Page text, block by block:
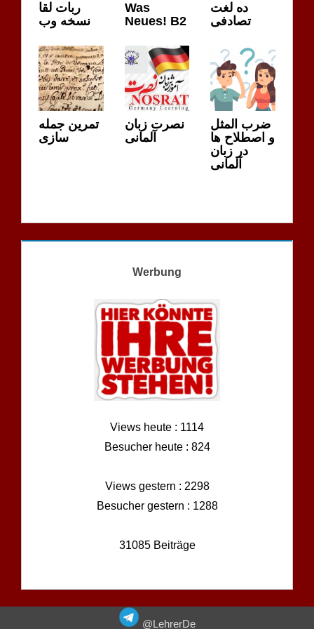
ربات لقا
نسخه وب
Was
Neues! B2
ده لغت
تصادفی
تمرین جمله
سازی
نصرت زبان
آلمانی
ضرب المثل
و اصطلاح ها
در زبان
آلمانی
Werbung
Views heute : 1114
Besucher heute : 824
Views gestern : 2298
Besucher gestern : 1288
31085 Beiträge
@LehrerDe